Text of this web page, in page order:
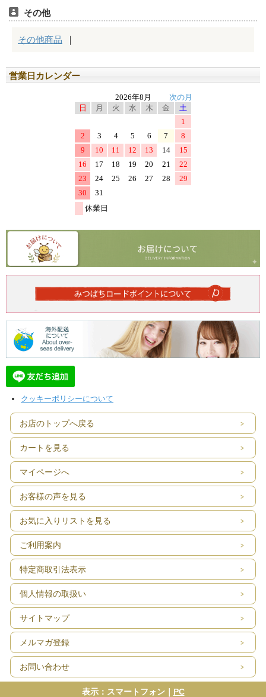
営業日カレンダー
クッキーポリシーについて
お店のトップへ戻る
カートを見る
マイページへ
お客様の声を見る
お気に入りリストを見る
ご利用案内
特定商取引法表示
個人情報の取扱い
サイトマップ
メルマガ登録
お問い合わせ
表示：スマートフォン｜ PC